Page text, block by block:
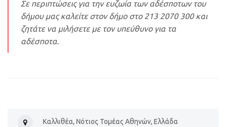
Σε περιπτώσεις για την ευζωία των αδέσποτων του
δήμου μας καλείτε στον δήμο στο 213 2070 300 και
ζητάτε να μιλήσετε με τον υπεύθυνο για τα
αδέσποτα.
Καλλιθέα, Νότιος Τομέας Αθηνών, Ελλάδα